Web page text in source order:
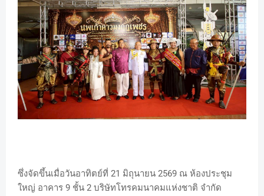
ซึ่งจัดขึ้นเมื่อวันอาทิตย์ที่ 21 มิถุนายน 2569 ณ ห้องประชุม
ใหญ่ อาคาร 9 ชั้น 2 บริษัทโทรคมนาคมแห่งชาติ จำกัด